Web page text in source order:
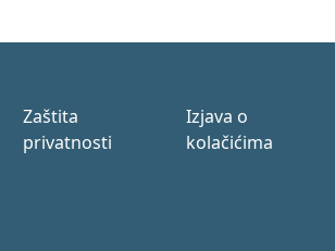
Zaštita
privatnosti
Izjava o
kolačićima